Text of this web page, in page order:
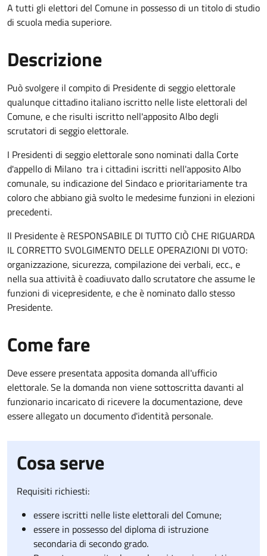
A tutti gli elettori del Comune in possesso di un titolo di studio
di scuola media superiore.
Descrizione
Può svolgere il compito di Presidente di seggio elettorale
qualunque cittadino italiano iscritto nelle liste elettorali del
Comune, e che risulti iscritto nell'apposito Albo degli
scrutatori di seggio elettorale.
I Presidenti di seggio elettorale sono nominati dalla Corte
d'appello di Milano tra i cittadini iscritti nell'apposito Albo
comunale, su indicazione del Sindaco e prioritariamente tra
coloro che abbiano già svolto le medesime funzioni in elezioni
precedenti.
Il Presidente è RESPONSABILE DI TUTTO CIÒ CHE RIGUARDA
IL CORRETTO SVOLGIMENTO DELLE OPERAZIONI DI VOTO:
organizzazione, sicurezza, compilazione dei verbali, ecc., e
nella sua attività è coadiuvato dallo scrutatore che assume le
funzioni di vicepresidente, e che è nominato dallo stesso
Presidente.
Come fare
Deve essere presentata apposita domanda all'ufficio
elettorale. Se la domanda non viene sottoscritta davanti al
funzionario incaricato di ricevere la documentazione, deve
essere allegato un documento d'identità personale.
Cosa serve
Requisiti richiesti:
essere iscritti nelle liste elettorali del Comune;
essere in possesso del diploma di istruzione
secondaria di secondo grado.